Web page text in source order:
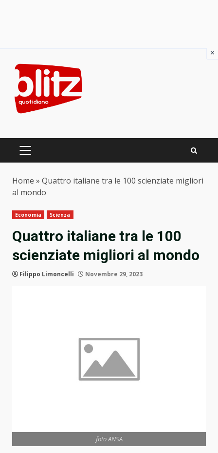
content
PRIMARY
Home » Quattro italiane tra le 100 scienziate migliori
al mondo
Economia Scienza
Quattro italiane tra le 100
scienziate migliori al mondo
Filippo Limoncelli Novembre 29, 2023
foto ANSA
×